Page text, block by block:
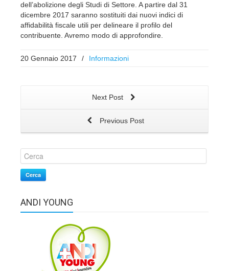
dell’abolizione degli Studi di Settore. A partire dal 31
dicembre 2017 saranno sostituiti dai nuovi indici di
affidabilità fiscale utili per delineare il profilo del
contribuente. Avremo modo di approfondire.
20 Gennaio 2017 / Informazioni
Next Post
Previous Post
Cerca
ANDI YOUNG